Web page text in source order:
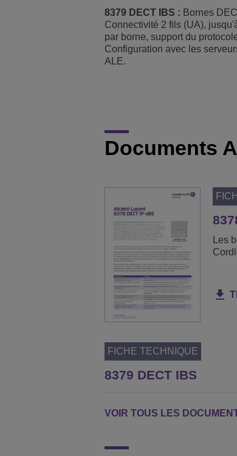
8379 DECT IBS : Bornes
Connectivité 2 fils (UA),
par borne, support du
Configuration avec les
ALE.
Documents
Les
FICHE TECHNIQUE
8379 DECT IBS
VOIR TOUS LES